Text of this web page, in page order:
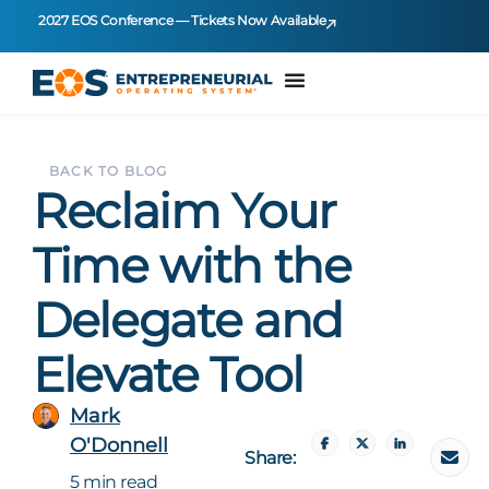
2027 EOS Conference — Tickets Now Available
BACK TO BLOG
Reclaim Your
Time with the
Delegate and
Elevate Tool
Mark
O'Donnell
5 min read
Share: